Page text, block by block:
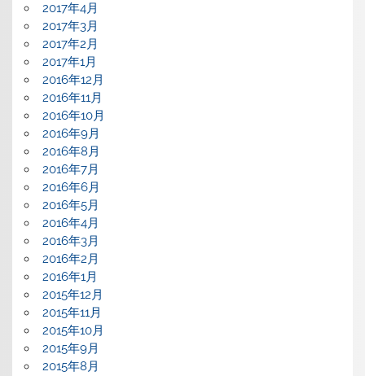
2017年4月
2017年3月
2017年2月
2017年1月
2016年12月
2016年11月
2016年10月
2016年9月
2016年8月
2016年7月
2016年6月
2016年5月
2016年4月
2016年3月
2016年2月
2016年1月
2015年12月
2015年11月
2015年10月
2015年9月
2015年8月